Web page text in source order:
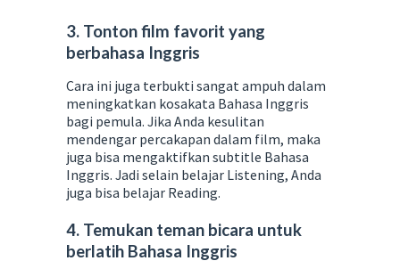
3. Tonton film favorit yang
berbahasa Inggris
Cara ini juga terbukti sangat ampuh dalam
meningkatkan kosakata Bahasa Inggris
bagi pemula. Jika Anda kesulitan
mendengar percakapan dalam film, maka
juga bisa mengaktifkan subtitle Bahasa
Inggris. Jadi selain belajar Listening, Anda
juga bisa belajar Reading.
4. Temukan teman bicara untuk
berlatih Bahasa Inggris